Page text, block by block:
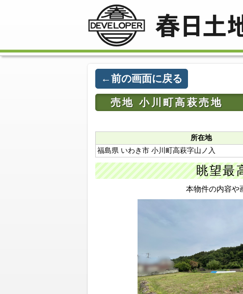
←前の画面に戻る
売地 小川町高萩売地
所在地
福島県 いわき市 小川町高萩字山ノ入
眺望最
本物件の内容や